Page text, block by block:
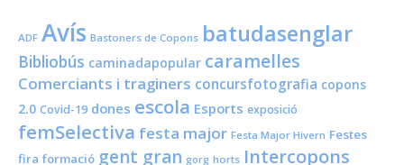
ADF Avís Bastoners de Copons batudasenglar
Bibliobús caminadapopular caramelles
Comerciants i traginers concursfotografia copons
2.0 Covid-19 dones escola Esports exposició
femSelectiva festa major Festa Major Hivern Festes
fira formació gent gran gorg horts Intercopons